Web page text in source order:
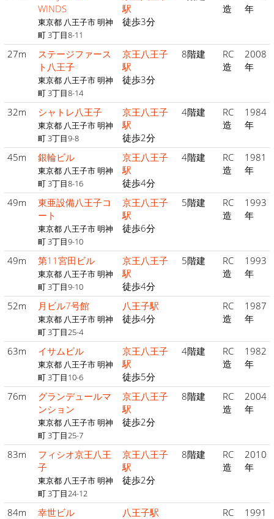
WINDS
東京都 八王子市 明神
町 3丁目8-11
駅
徒歩3分
造
年
27m
ステージファース
ト八王子
東京都 八王子市 明神
町 3丁目8-14
京王八王子
駅
徒歩3分
8階建
RC
造
2008
年
32m シャトレ八王子
東京都 八王子市 明神
町 3丁目9-8
京王八王子
駅
徒歩2分
4階建
RC
造
1984
年
45m 銀輪ビル
東京都 八王子市 明神
町 3丁目8-16
京王八王子
駅
徒歩4分
4階建
RC
造
1981
年
49m
東亜設備八王子コ
ート
東京都 八王子市 明神
町 3丁目9-10
京王八王子
駅
徒歩6分
5階建
RC
造
1993
年
49m 第11宮田ビル
東京都 八王子市 明神
町 3丁目9-10
京王八王子
駅
徒歩4分
5階建
RC
造
1993
年
52m 月ビル7号館
東京都 八王子市 明神
町 3丁目25-4
八王子駅
徒歩4分
RC
造
1987
年
63m イサムビル
東京都 八王子市 明神
町 3丁目10-6
京王八王子
駅
徒歩5分
4階建
RC
造
1982
年
76m
グランデュールマ
ンション
東京都 八王子市 明神
町 3丁目25-7
京王八王子
駅
徒歩2分
8階建
RC
造
2004
年
83m
フィシオ京王八王
子
東京都 八王子市 明神
町 3丁目24-12
京王八王子
駅
徒歩2分
8階建
RC
造
2010
年
84m 幸世ビル 八王子駅 RC 1991